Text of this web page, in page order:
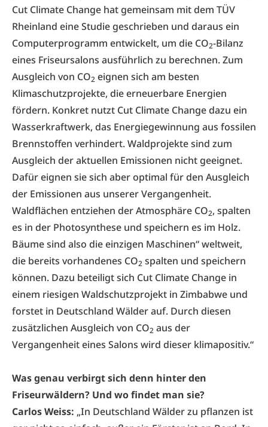
Cut Climate Change hat gemeinsam mit dem TÜV
Rheinland eine Studie geschrieben und daraus ein
Computerprogramm entwickelt, um die CO2-Bilanz
eines Friseursalons ausführlich zu berechnen. Zum
Ausgleich von CO2 eignen sich am besten
Klimaschutzprojekte, die erneuerbare Energien
fördern. Konkret nutzt Cut Climate Change dazu ein
Wasserkraftwerk, das Energiegewinnung aus fossilen
Brennstoffen verhindert. Waldprojekte sind zum
Ausgleich der aktuellen Emissionen nicht geeignet.
Dafür eignen sie sich aber optimal für den Ausgleich
der Emissionen aus unserer Vergangenheit.
Waldflächen entziehen der Atmosphäre CO2, spalten
es in der Photosynthese und speichern es im Holz.
Bäume sind also die einzigen Maschinen“ weltweit,
die bereits vorhandenes CO2 spalten und speichern
können. Dazu beteiligt sich Cut Climate Change in
einem riesigen Waldschutzprojekt in Zimbabwe und
forstet in Deutschland Wälder auf. Durch diesen
zusätzlichen Ausgleich von CO2 aus der
Vergangenheit eines Salons wird dieser klimapositiv.“
Was genau verbirgt sich denn hinter den
Friseurwäldern? Und wo findet man sie?
Carlos Weiss: „In Deutschland Wälder zu pflanzen ist